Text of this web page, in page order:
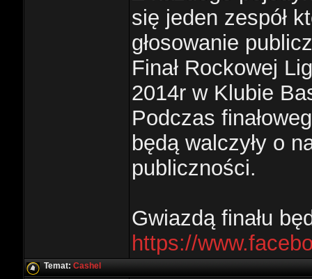
się jeden zespół
głosowanie
Finał Rockowej
2014r w Klubie
Podczas
będą walczyły o
publiczności.
Gwiazdą finału
https://
Temat: Cashel